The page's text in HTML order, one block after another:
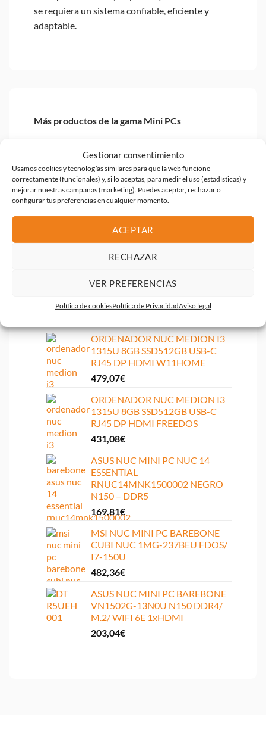
Gestionar consentimiento
Usamos cookies y tecnologías similares para que la web funcione
correctamente (funcionales) y, si lo aceptas, para medir el uso (estadísticas) y
mejorar nuestras campañas (marketing). Puedes aceptar, rechazar o
configurar tus preferencias en cualquier momento.
ACEPTAR
RECHAZAR
VER PREFERENCIAS
Política de cookiesPolítica de PrivacidadAviso legal
se requiera un sistema confiable, eficiente y
adaptable.
Más productos de la gama Mini PCs
SOBREMESA ELITE INI 800 G9 I7-
14700 /16GB /512GBSSD /W11P
1.598,42€
ORDENADOR NUC MEDION I5
1335U 8GB SSD500GB M2 HDMI
DP WIFI 6E W11PRO
691,95€
DDR5 WIFI 7 2xHDMI/ 3XUSB
3.2/
ORDENADOR NUC MEDION I3
1315U 8GB SSD512GB USB-C
RJ45 DP HDMI W11HOME
479,07€
ORDENADOR NUC MEDION I3
1315U 8GB SSD512GB USB-C
RJ45 DP HDMI FREEDOS
431,08€
ASUS NUC MINI PC NUC 14
ESSENTIAL
RNUC14MNK1500002 NEGRO
N150 – DDR5
169,81€
MSI NUC MINI PC BAREBONE
CUBI NUC 1MG-237BEU FDOS/
I7-150U
482,36€
ASUS NUC MINI PC BAREBONE
VN1502G-13N0U N150 DDR4/
M.2/ WIFI 6E 1xHDMI
203,04€